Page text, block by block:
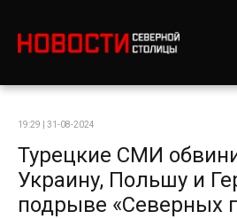
19:29 | 31-08-2024
Турецкие СМИ
Украину, Польшу и
подрыве «Северных